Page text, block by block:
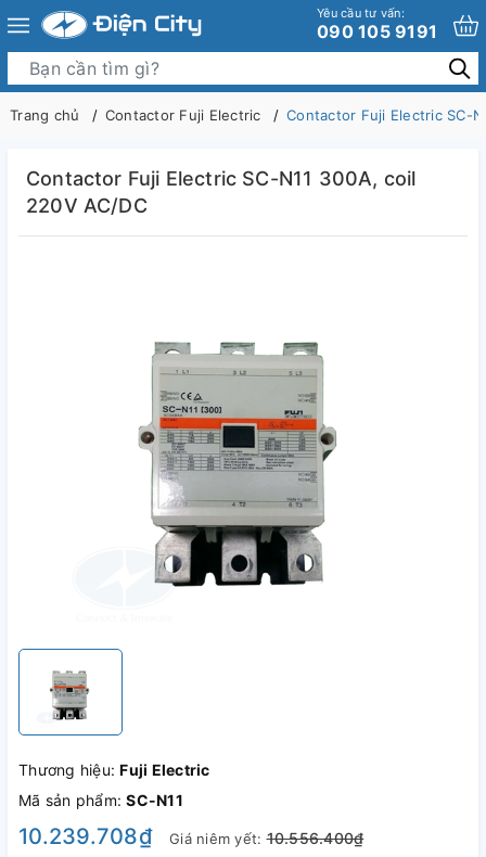
Yêu cầu tư vấn:
090 105 9191
Trang chủ Contactor Fuji Electric Contactor Fuji Electric SC-
Contactor Fuji Electric SC-N11 300A, coil
220V AC/DC
Thương hiệu:Fuji Electric
Mã sản phẩm:SC-N11
10.239.708₫ Giá niêm yết:10.556.400₫